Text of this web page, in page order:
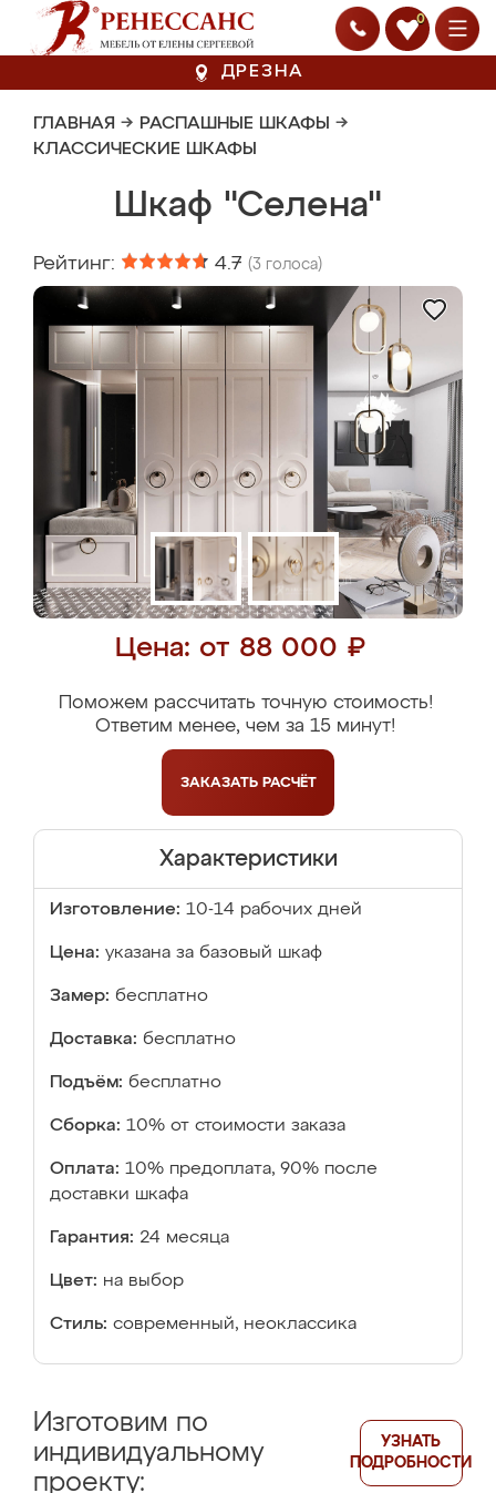
0
ДРЕЗНА
ГЛАВНАЯ → РАСПАШНЫЕ ШКАФЫ →
КЛАССИЧЕСКИЕ ШКАФЫ
Шкаф "Селена"
Рейтинг: 4.7 (3 голоса)
Цена: от 88 000 ₽
Поможем рассчитать точную стоимость!
Ответим менее, чем за 15 минут!
ЗАКАЗАТЬ РАСЧЁТ
Характеристики
Изготовление: 10-14 рабочих дней
Цена: указана за базовый шкаф
Замер: бесплатно
Доставка: бесплатно
Подъём: бесплатно
Сборка: 10% от стоимости заказа
Оплата: 10% предоплата, 90% после
доставки шкафа
Гарантия: 24 месяца
Цвет: на выбор
Стиль: современный, неоклассика
Изготовим по
индивидуальному
проекту:
УЗНАТЬ
ПОДРОБНОСТИ